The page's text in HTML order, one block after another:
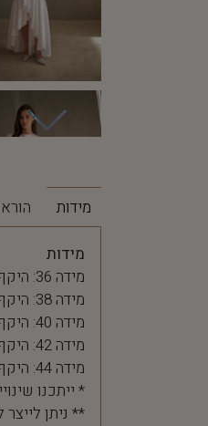
מידות
מידות
מידה 36: היקף חזה- 90 ס"מ, היקף מותן- 68 ס"מ
מידה 38: היקף חזה- 94 ס"מ, היקף מותן- 72 ס"מ
מידה 40: היקף חזה- 98 ס"מ, היקף מותן- 76 ס"מ
מידה 42: היקף חזה- 102 ס"מ, היקף מותן- 80 ס"מ
מידה 44: היקף חזה- 106 ס"מ, היקף מותן- 84 ס"מ
* ייתכנו
** ניתן